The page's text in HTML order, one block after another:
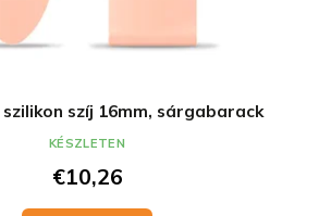
szilikon szíj 16mm, sárgabarack
€10,26
KÉSZLETEN